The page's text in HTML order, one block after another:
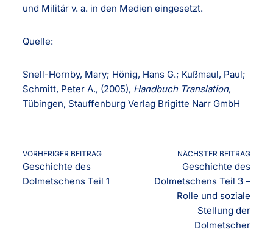
und Militär v. a. in den Medien eingesetzt.
Quelle:
Snell-Hornby, Mary; Hönig, Hans G.; Kußmaul, Paul;
Schmitt, Peter A., (2005), Handbuch Translation,
Tübingen, Stauffenburg Verlag Brigitte Narr GmbH
VORHERIGER BEITRAG
Geschichte des
Dolmetschens Teil 1
NÄCHSTER BEITRAG
Geschichte des
Dolmetschens Teil 3 –
Rolle und soziale
Stellung der
Dolmetscher